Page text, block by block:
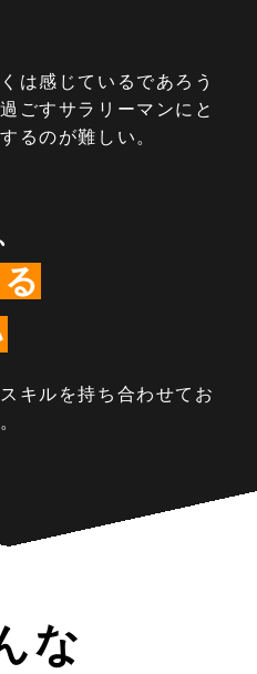
は感じているであろう
ごすサラリーマンにと
るのが難しい。
キルを持ち合わせてお
な